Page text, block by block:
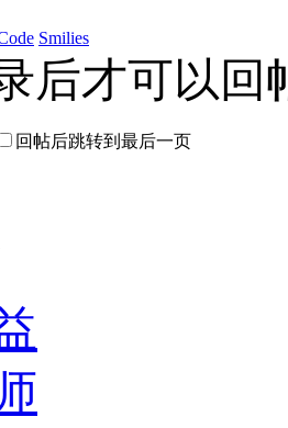
Smilies
后才可以回
回帖后跳转到最后一页